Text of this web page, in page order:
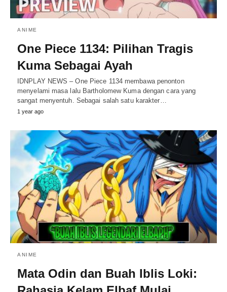
ANIME
One Piece 1134: Pilihan Tragis
Kuma Sebagai Ayah
IDNPLAY NEWS – One Piece 1134 membawa penonton
menyelami masa lalu Bartholomew Kuma dengan cara yang
sangat menyentuh. Sebagai salah satu karakter…
1 year ago
ANIME
Mata Odin dan Buah Iblis Loki: